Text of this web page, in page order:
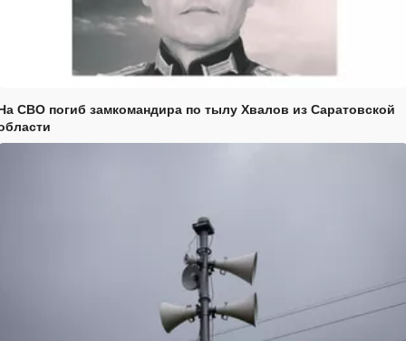
СВО погиб замкомандира по тылу Хвалов из Саратовской